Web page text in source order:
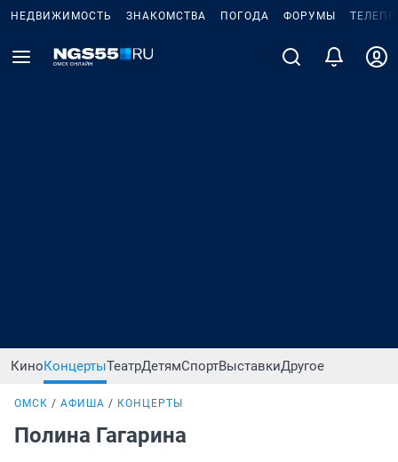
НЕДВИЖИМОСТЬ ЗНАКОМСТВА ПОГОДА ФОРУМЫ
КиноКонцертыТеатрДетямСпортВыставкиДругое
ОМСК АФИША КОНЦЕРТЫ
Полина Гагарина